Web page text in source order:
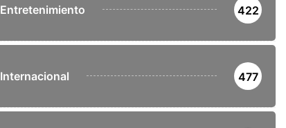
Entretenimiento 422
Internacional 477